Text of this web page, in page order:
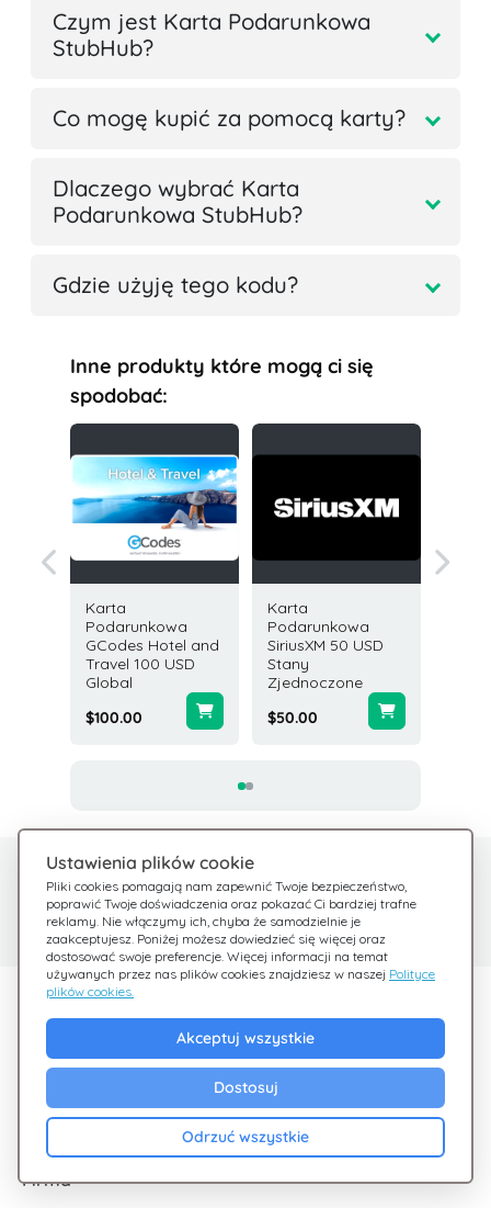
Czym jest Karta Podarunkowa
StubHub?
Co mogę kupić za pomocą karty?
Dlaczego wybrać Karta
Podarunkowa StubHub?
Gdzie użyję tego kodu?
Inne produkty które mogą ci się
spodobać:
Karta
Podarunkowa
GCodes Hotel and
Travel 100 USD
Global
$100.00
Karta
Podarunkowa
SiriusXM 50 USD
Stany
Zjednoczone
$50.00
Ustawienia plików cookie
Pliki cookies pomagają nam zapewnić Twoje bezpieczeństwo,
poprawić Twoje doświadczenia oraz pokazać Ci bardziej trafne
reklamy. Nie włączymy ich, chyba że samodzielnie je
zaakceptujesz. Poniżej możesz dowiedzieć się więcej oraz
dostosować swoje preferencje. Więcej informacji na temat
używanych przez nas plików cookies znajdziesz w naszej Polityce
plików cookies.
Akceptuj wszystkie
Dostosuj
Odrzuć wszystkie
Potrzebujesz pomocy?
Jesteśmy tu dla Ciebie
Centrum pomocy
Sprawdź nasze FAQ
Odkryj Giftsy
Cashback
Blog
Firma